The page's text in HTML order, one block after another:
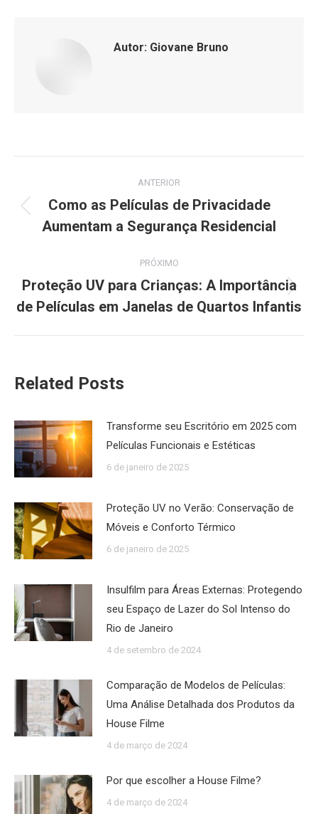
Autor: Giovane Bruno
de
post:
ANTERIOR
Post
anterior:
Como as Películas de Privacidade
Aumentam a Segurança Residencial
PRÓXIMO
Próximo
post:
Proteção UV para Crianças: A Importância
de Películas em Janelas de Quartos Infantis
Related Posts
Transforme seu Escritório em 2025 com
Películas Funcionais e Estéticas
6 de janeiro de 2025
Proteção UV no Verão: Conservação de
Móveis e Conforto Térmico
6 de janeiro de 2025
Insulfilm para Áreas Externas: Protegendo
seu Espaço de Lazer do Sol Intenso do
Rio de Janeiro
4 de setembro de 2024
Comparação de Modelos de Películas:
Uma Análise Detalhada dos Produtos da
House Filme
4 de março de 2024
Por que escolher a House Filme?
4 de março de 2024